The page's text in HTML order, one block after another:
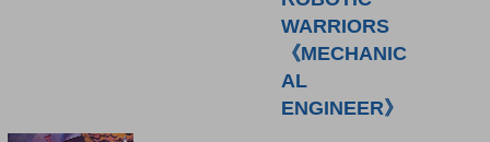
WARRIORS
《MECHANIC
AL
ENGINEER》